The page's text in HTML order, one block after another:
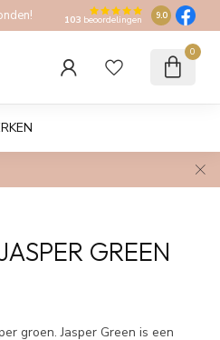
103 beoordelingen 9.0
0
GREEN
groen. Jasper Green is een